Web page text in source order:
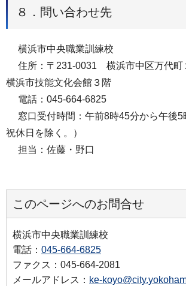
８．問い合わせ先
横浜市中央職業訓練校
住所：〒231-0031 横浜市中区万代町
横浜市技能文化会館３階
電話：045-664-6825
窓⼝受付時間：午前8時45分から午後5
祝休⽇を除く。）
担当：佐藤・野口
このページへのお問合せ
横浜市中央職業訓練校
電話： 045-664-6825
ファクス：045-664-2081
メールアドレス： ke-